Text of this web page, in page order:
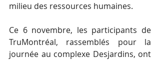
milieu des ressources humaines.
Ce 6 novembre, les participants de
TruMontréal, rassemblés pour la
journée au complexe Desjardins, ont